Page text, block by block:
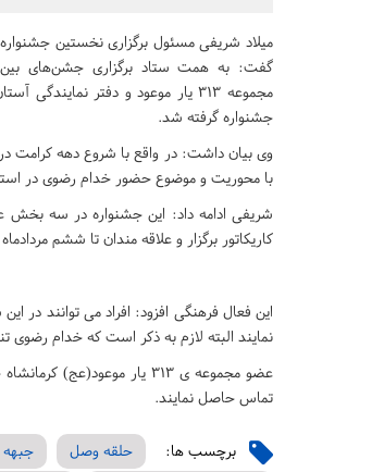
میلاد شریفی مسئول برگزاری نخستین
گفت: به همت ستاد برگزاری جشن‌های
مجموعه ۳۱۳ یار موعود و دفتر
جشنواره گرفته شد.
وی بیان داشت: در واقع با شروع دهه کرامت
با محوریت و موضوع حضور خدام رضوی در
کاریکاتور برگزار و علاقه مندان تا ششم
این فعال فرهنگی افزود: افراد می توانند
نمایند البته لازم به ذکر است که خدام رضوی
تماس حاصل نمایند.
برچسب ها: حلقه وصل جبهه